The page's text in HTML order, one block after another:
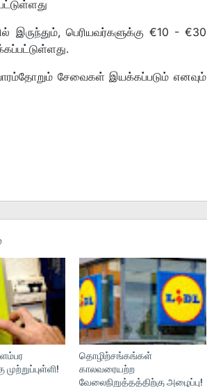
இருந்தும், பெரியவர்களுக்கு €10 - €30
சேவைகள் இயக்கப்படும் எனவும்
தொழிற்சங்கங்கள்
காலவரையற்ற
வேலைநிறுத்தத்திற்கு அழைப்பு!